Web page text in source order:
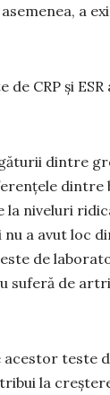
a
CRP și
dintre
dintre
niveluri
a avut loc
de
suferă de
teste
la